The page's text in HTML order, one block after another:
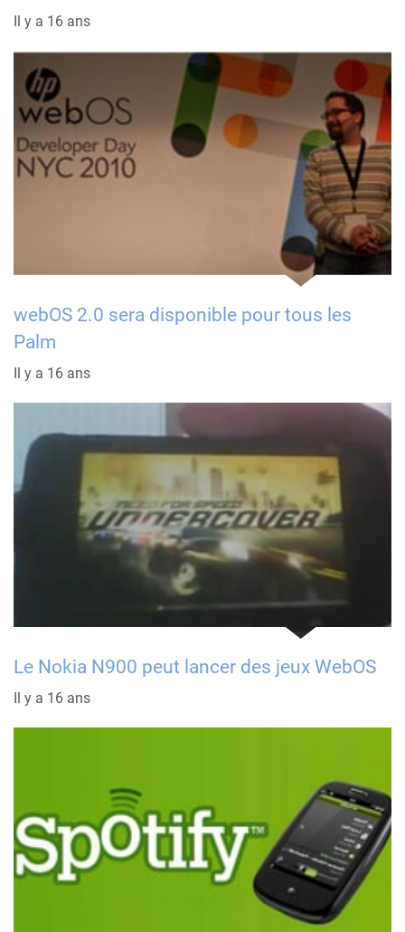
Il y a 16 ans
webOS 2.0 sera disponible pour tous les
Palm
Il y a 16 ans
Le Nokia N900 peut lancer des jeux WebOS
Il y a 16 ans